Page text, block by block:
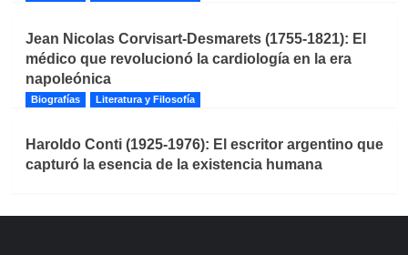
Jean Nicolas Corvisart-Desmarets (1755-1821): El
médico que revolucionó la cardiología en la era
napoleónica
Biografías Literatura y Filosofía
Haroldo Conti (1925-1976): El escritor argentino que
capturó la esencia de la existencia humana